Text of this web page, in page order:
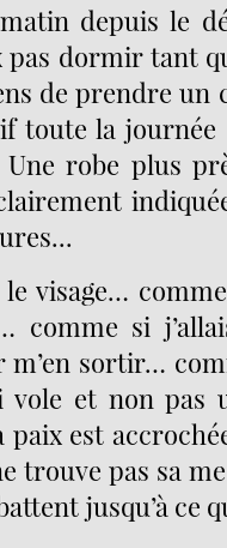
depuis le
pas dormir tant
de prendre un
toute la journée
robe plus
visage…
comme si
sortir…
et non pas
est
trouve pas sa
jusqu’à ce